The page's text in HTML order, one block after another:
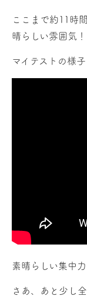
ここまで約11時
晴らしい雰囲気！
マイテストの様
素晴らしい集中力
さあ、あと少し